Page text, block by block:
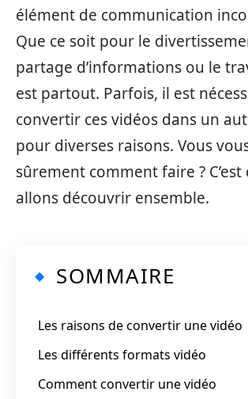
élément de communication
Que ce soit pour le
partage d’informations ou le
est partout. Parfois, il est
convertir ces vidéos dans un
pour diverses raisons. Vous
sûrement comment faire ?
allons découvrir ensemble.
SOMMAIRE
Les raisons de convertir une vidéo
Les différents formats vidéo
Comment convertir une vidéo